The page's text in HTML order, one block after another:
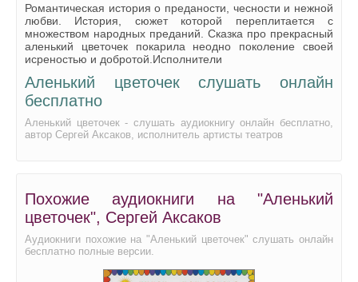
Романтическая история о преданости, чесности и нежной
любви. История, сюжет которой переплитается с
множеством народных преданий. Сказка про прекрасный
аленький цветочек покарила неодно поколение своей
исреностью и добротой.Исполнители
Аленький цветочек слушать онлайн
бесплатно
Аленький цветочек - слушать аудиокнигу онлайн бесплатно,
автор Сергей Аксаков, исполнитель артисты театров
Похожие аудиокниги на "Аленький
цветочек", Сергей Аксаков
Аудиокниги похожие на "Аленький цветочек" слушать онлайн
бесплатно полные версии.